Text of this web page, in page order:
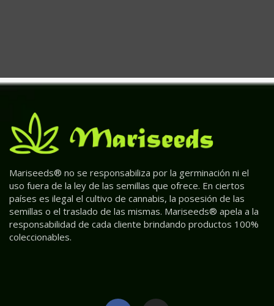
Mariseeds® no se responsabiliza por la germinación ni el
uso fuera de la ley de las semillas que ofrece. En ciertos
países es ilegal el cultivo de cannabis, la posesión de las
semillas o el traslado de las mismas. Mariseeds® apela a la
responsabilidad de cada cliente brindando productos 100%
coleccionables.